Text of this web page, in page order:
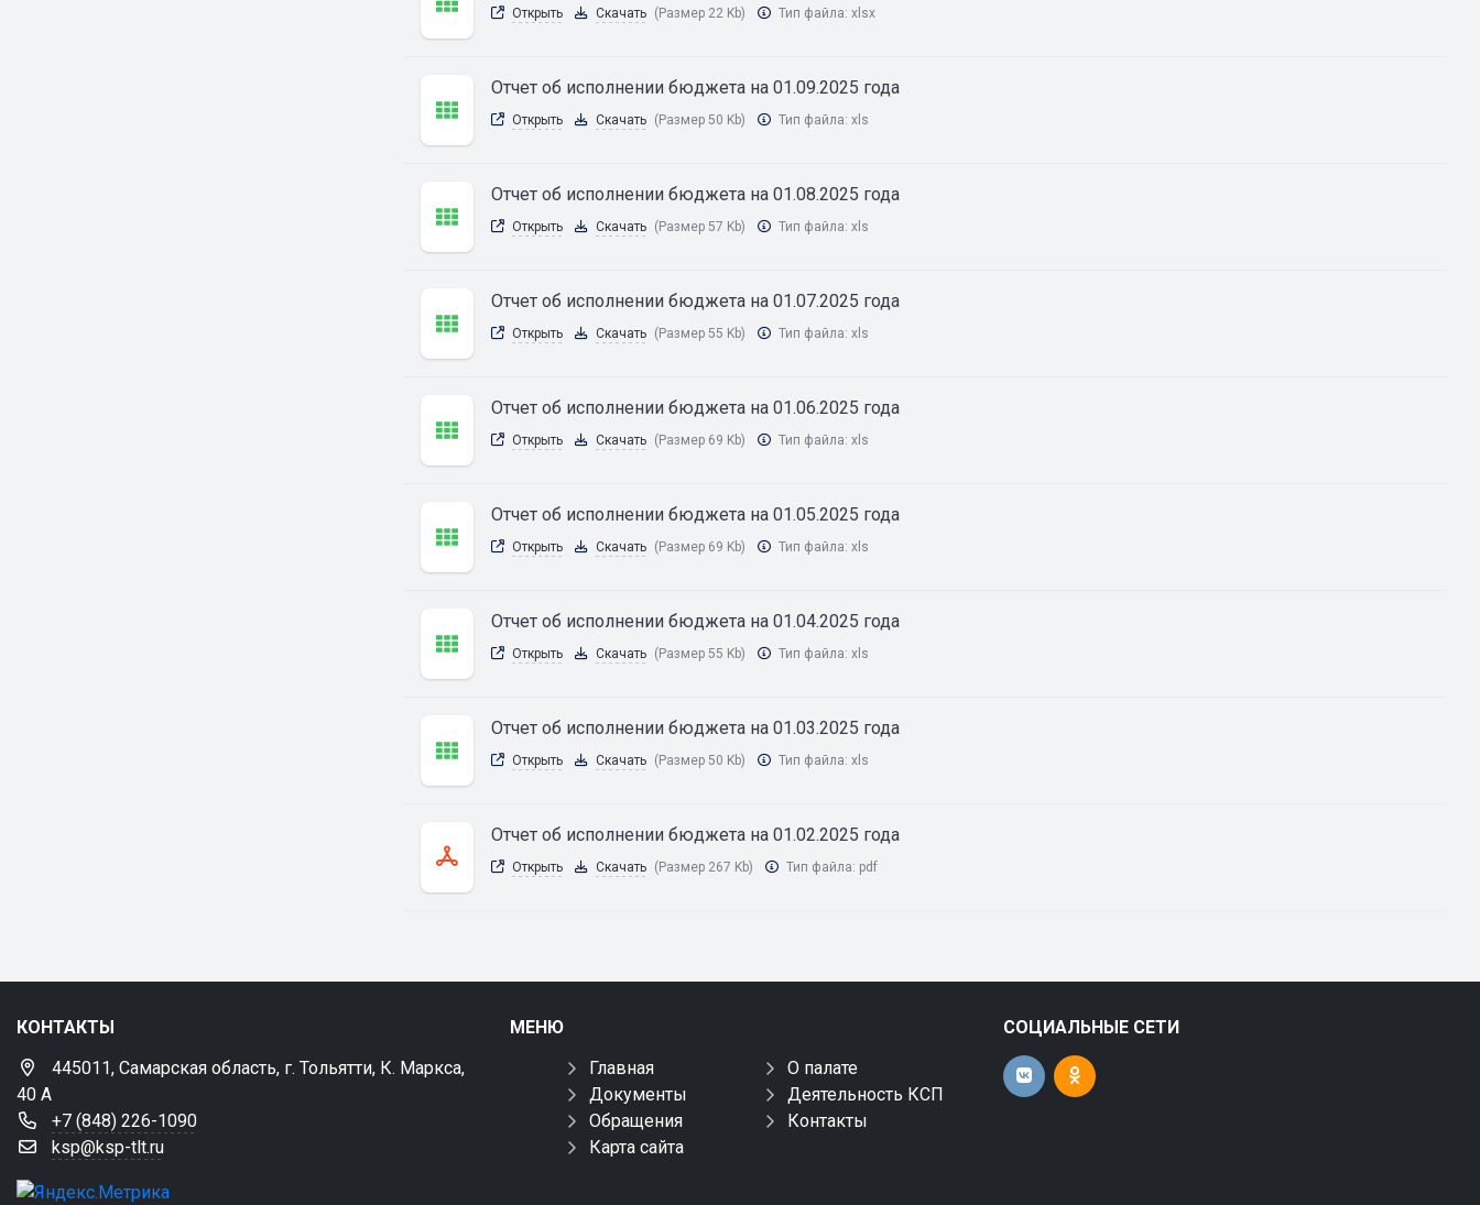
Открыть Скачать (Размер 22 Kb) Тип файла: xlsx
Отчет об исполнении бюджета на 01.09.2025 года
Открыть Скачать (Размер 50 Kb) Тип файла: xls
Отчет об исполнении бюджета на 01.08.2025 года
Открыть Скачать (Размер 57 Kb) Тип файла: xls
Отчет об исполнении бюджета на 01.07.2025 года
Открыть Скачать (Размер 55 Kb) Тип файла: xls
Отчет об исполнении бюджета на 01.06.2025 года
Открыть Скачать (Размер 69 Kb) Тип файла: xls
Отчет об исполнении бюджета на 01.05.2025 года
Открыть Скачать (Размер 69 Kb) Тип файла: xls
Отчет об исполнении бюджета на 01.04.2025 года
Открыть Скачать (Размер 55 Kb) Тип файла: xls
Отчет об исполнении бюджета на 01.03.2025 года
Открыть Скачать (Размер 50 Kb) Тип файла: xls
Отчет об исполнении бюджета на 01.02.2025 года
Открыть Скачать (Размер 267 Kb) Тип файла: pdf
КОНТАКТЫ
445011, Самарская область, г. Тольятти, К. Маркса,
40 А
+7 (848) 226-1090
ksp@ksp-tlt.ru
МЕНЮ
Главная
О палате
Документы
Деятельность КСП
Обращения
Контакты
Карта сайта
СОЦИАЛЬНЫЕ СЕТИ